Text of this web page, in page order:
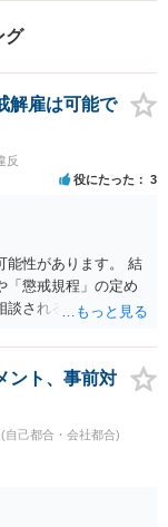
グ
解雇は可能で
反
役にたった 3
能性があります。 結
「懲戒規程」の定め
談されることが最優
。 名誉や評価の回復
報漏洩」と正式に認
を求めるのが有効
される手続があるの
れません。 さらに
基づく損害賠償
ント、事前対
自己都合・会社都合)